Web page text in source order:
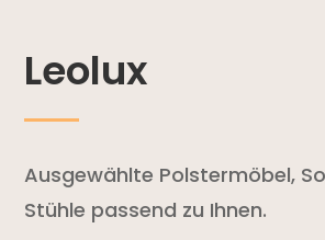
Leolux
Ausgewählte Polstermöbel,
Stühle passend zu Ihnen.